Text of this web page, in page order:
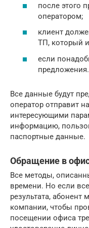
после этого
оператором;
клиент
ТП, который
если
предложения.
Все данные будут
оператор отправит
интересующими
информацию,
паспортные данные.
Обращение в
Все методы,
времени. Но если
результата,
компании, чтобы
посещении офиса